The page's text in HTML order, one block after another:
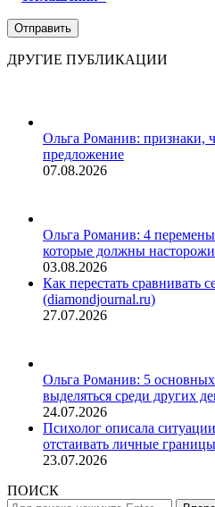
ДРУГИЕ ПУБЛИКАЦИИ
Ольга Романив: признаки,
предложение
07.08.2026
Ольга Романив: 4
которые должны
03.08.2026
Как перестать сравнивать
(diamondjournal.ru)
27.07.2026
Ольга Романив: 5
выделяться среди других
24.07.2026
Психолог описала
отстаивать личные
23.07.2026
ПОИСК